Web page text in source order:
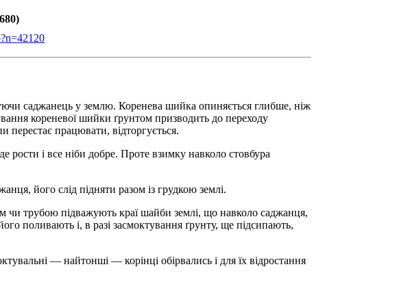
саджанець у землю. Коренева шийка опиняється глибше, ніж
кореневої шийки ґрунтом призводить до переходу
перестає працювати, відторгується.
рости і все ніби добре. Проте взимку навколо стовбура
його слід підняти разом із грудкою землі.
трубою підважують краї шайби землі, що навколо саджанця,
поливають і, в разі засмоктування ґрунту, ще підсипають,
— найтонші — корінці обірвались і для їх відростання